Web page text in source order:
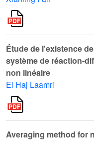
Étude de l'existence
système de réaction-
non linéaire
El Haj Laamri
Averaging method for